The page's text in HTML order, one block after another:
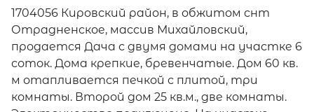
1704056 Кировский район, в обжитом снт
Отрадненское, массив Михайловский,
продается Дача с двумя домами на участке 6
соток. Дома крепкие, бревенчатые. Дом 60 кв.
м отапливается печкой с плитой, три
комнаты. Второй дом 25 кв.м., две комнаты.